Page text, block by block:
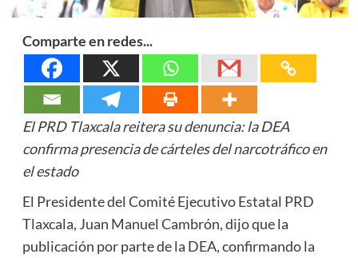
Comparte en redes...
El PRD Tlaxcala reitera su denuncia: la DEA
confirma presencia de cárteles del narcotráfico en
el estado
El Presidente del Comité Ejecutivo Estatal PRD
Tlaxcala, Juan Manuel Cambrón, dijo que la
publicación por parte de la DEA, confirmando la